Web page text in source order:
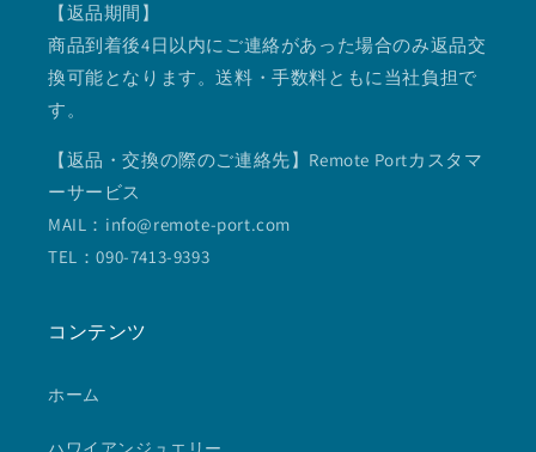
【返品期間】
商品到着後4日以内にご連絡があった場合のみ返品交
換可能となります。送料・手数料ともに当社負担で
す。
【返品・交換の際のご連絡先】Remote Portカスタマ
ーサービス
MAIL：info@remote-port.com
TEL：090-7413-9393
コンテンツ
ホーム